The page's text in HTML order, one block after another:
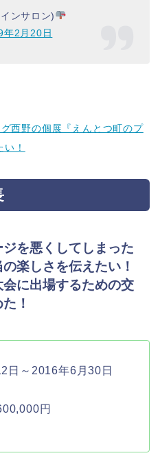
ンサロン)
年2月20日
西野の個展『えんとつ町のプ
！
を悪くしてしまった
楽しさを伝えたい！
会に出場するための交
！
～2016年6月30日
円